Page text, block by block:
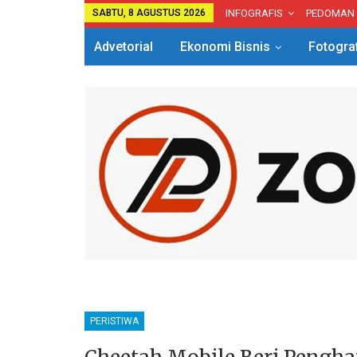
SABTU, 8 AGUSTUS 2026 INFOGRAFIS PEDOMAN
Advetorial Ekonomi Bisnis
PERISTIWA